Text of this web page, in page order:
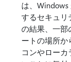
は、
するセキュリ
の結果、一部
ートの場所か
コンやロー